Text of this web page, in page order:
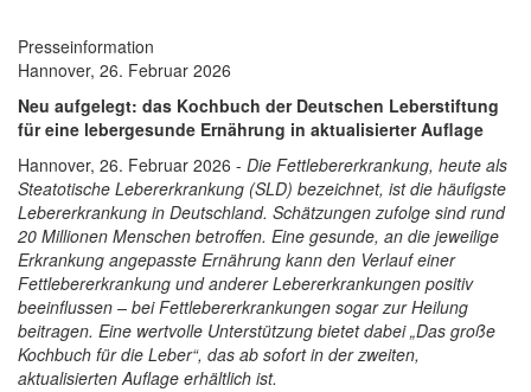
Presseinformation
Hannover, 26. Februar 2026
Neu aufgelegt: das Kochbuch der Deutschen Leberstiftung
für eine lebergesunde Ernährung in aktualisierter Auflage
Hannover, 26. Februar 2026 - Die Fettlebererkrankung, heute als
Steatotische Lebererkrankung (SLD) bezeichnet, ist die häufigste
Lebererkrankung in Deutschland. Schätzungen zufolge sind rund
20 Millionen Menschen betroffen. Eine gesunde, an die jeweilige
Erkrankung angepasste Ernährung kann den Verlauf einer
Fettlebererkrankung und anderer Lebererkrankungen positiv
beeinflussen – bei Fettlebererkrankungen sogar zur Heilung
beitragen. Eine wertvolle Unterstützung bietet dabei „Das große
Kochbuch für die Leber“, das ab sofort in der zweiten,
aktualisierten Auflage erhältlich ist.